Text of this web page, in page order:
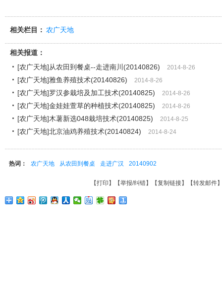
相关栏目： 农广天地
相关报道：
[农广天地]从农田到餐桌--走进南川(20140826)
2014-8-26
[农广天地]雅鱼养殖技术(20140826) 2014-8-26
[农广天地]罗汉参栽培及加工技术(20140825) 2014-8-26
[农广天地]金娃娃萱草的种植技术(20140825) 2014-8-26
[农广天地]木薯新选048栽培技术(20140825) 2014-8-25
[农广天地]北京油鸡养殖技术(20140824) 2014-8-24
热词： 农广天地 从农田到餐桌 走进广汉 20140902
【打印 】【举报/纠错】【复制链接】【转发邮件